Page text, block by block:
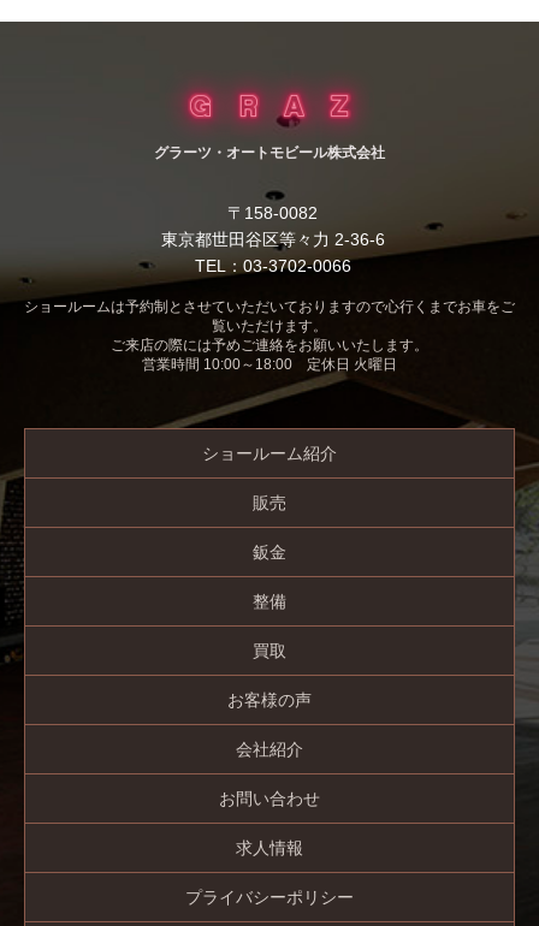
グラーツ・オートモビール株式会社
〒158-0082
東京都世田谷区等々力 2-36-6
TEL：03-3702-0066
ショールームは予約制とさせていただいておりますので心行くまでお車をご
覧いただけます。
ご来店の際には予めご連絡をお願いいたします。
営業時間 10:00～18:00 定休日 火曜日
ショールーム紹介
販売
鈑金
整備
買取
お客様の声
会社紹介
お問い合わせ
求人情報
プライバシーポリシー